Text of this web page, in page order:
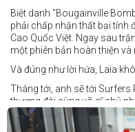
Biệt danh "Bougainville
phải chấp nhận thất bại tính
Cao Quốc Việt. Ngay sau
một phiên bản hoàn thiện và
Và đúng như lời hứa, Laia
Tháng tới, anh sẽ tới Surfers
thượng đài cùng võ sĩ chủ
đánh giá là có thực lực
xứng.